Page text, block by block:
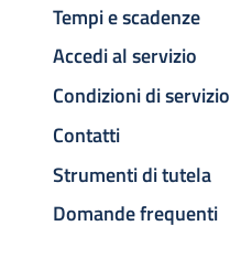
Tempi e scadenze
Accedi al servizio
Condizioni di servizio
Contatti
Strumenti di tutela
Domande frequenti